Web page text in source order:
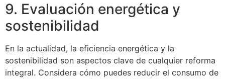
9. Evaluación energética y
sostenibilidad
En la actualidad, la eficiencia energética y la
sostenibilidad son aspectos clave de cualquier reforma
integral. Considera cómo puedes reducir el consumo de